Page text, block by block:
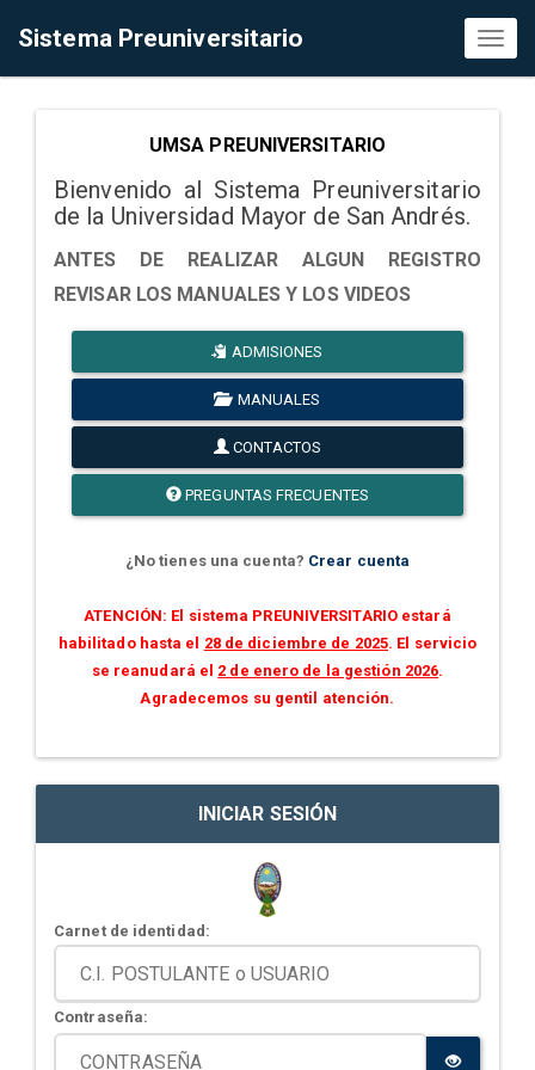
Sistema Preuniversitario
UMSA PREUNIVERSITARIO
Bienvenido al Sistema Preuniversitario
de la Universidad Mayor de San Andrés.
ANTES DE REALIZAR ALGUN REGISTRO
REVISAR LOS MANUALES Y LOS VIDEOS
ADMISIONES
MANUALES
CONTACTOS
PREGUNTAS FRECUENTES
¿No tienes una cuenta? Crear cuenta
ATENCIÓN: El sistema PREUNIVERSITARIO estará
habilitado hasta el 28 de diciembre de 2025. El servicio
se reanudará el 2 de enero de la gestión 2026.
Agradecemos su gentil atención.
INICIAR SESIÓN
Carnet de identidad:
Contraseña: